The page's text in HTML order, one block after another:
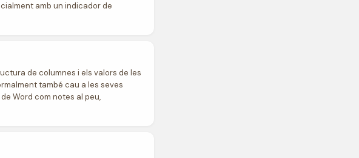
amb un indicador de
de columnes i els valors de les
també cau a les seves
Word com notes al peu,